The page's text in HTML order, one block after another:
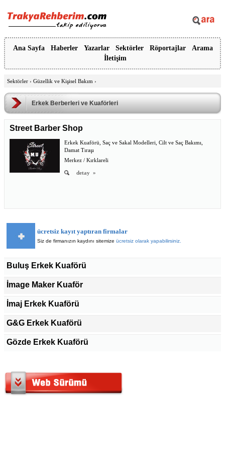
Ana Sayfa Haberler Yazarlar Sektörler Röportajlar
Arama
İletişim
Sektörler › Güzellik ve Kişisel Bakım ›
Erkek Berberleri ve Kuaförleri
Street Barber Shop
Erkek Kuaförü, Saç ve Sakal Modelleri, Cilt ve Saç Bakımı,
Damat Tıraşı
Merkez / Kırklareli
detay »
ücretsiz kayıt yaptıran firmalar
Siz de firmanızın kaydını sitemize ücretsiz olarak yapabilirsiniz.
Buluş Erkek Kuaförü
İmage Maker Kuaför
İmaj Erkek Kuaförü
G&G Erkek Kuaförü
Gözde Erkek Kuaförü